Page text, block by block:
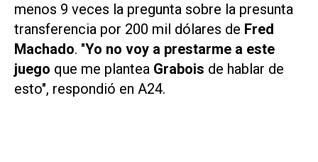
menos 9 veces la pregunta sobre la presunta
transferencia por 200 mil dólares de Fred
Machado. "Yo no voy a prestarme a este
juego que me plantea Grabois de hablar de
esto", respondió en A24.